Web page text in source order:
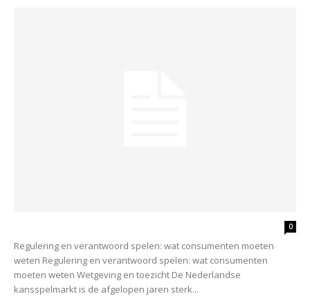
0
Regulering en verantwoord spelen: wat consumenten moeten
weten Regulering en verantwoord spelen: wat consumenten
moeten weten Wetgeving en toezicht De Nederlandse
kansspelmarkt is de afgelopen jaren sterk...